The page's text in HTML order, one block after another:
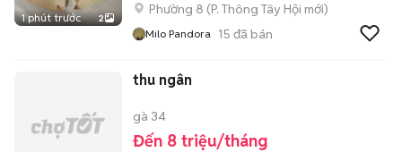
1 phút trước 2
Phường 8 (P. Thông Tây Hội mới)
Milo Pandora 15 đã bán
thu ngân
gà 34
Đến 8 triệu/tháng